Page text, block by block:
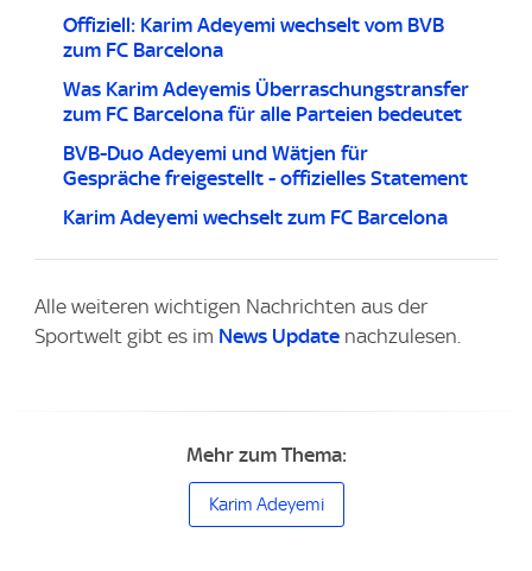
Offiziell: Karim Adeyemi wechselt vom BVB
zum FC Barcelona
Was Karim Adeyemis Überraschungstransfer
zum FC Barcelona für alle Parteien bedeutet
BVB-Duo Adeyemi und Wätjen für
Gespräche freigestellt - offizielles Statement
Karim Adeyemi wechselt zum FC Barcelona
Alle weiteren wichtigen Nachrichten aus der
Sportwelt gibt es im News Update nachzulesen.
Mehr zum Thema:
Karim Adeyemi